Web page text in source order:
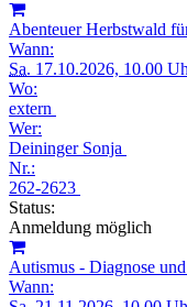
Abenteuer Herbstwald
Wann:
Sa. 17.10.2026, 10.00
Wo:
extern
Wer:
Deininger Sonja
Nr.:
262-2623
Status:
Anmeldung möglich
Autismus - Diagnose
Wann: